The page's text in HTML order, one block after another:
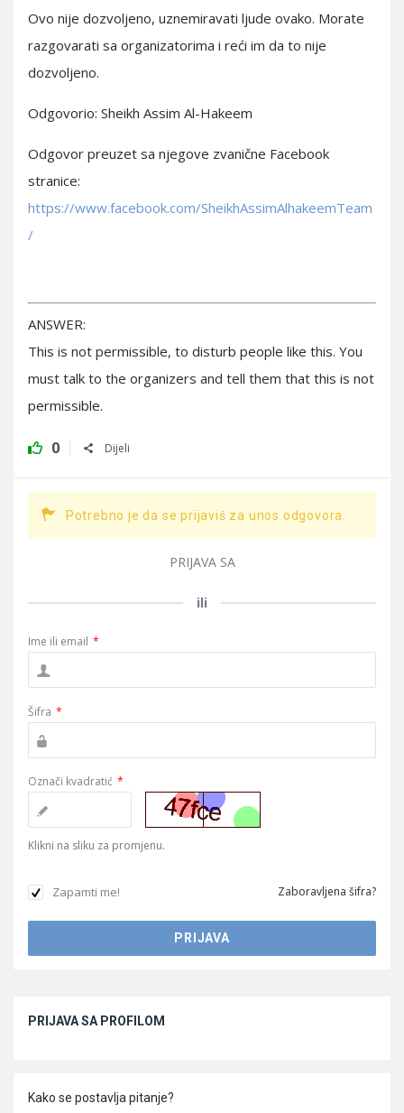
Ovo nije dozvoljeno, uznemiravati ljude ovako. Morate
razgovarati sa organizatorima i reći im da to nije
dozvoljeno.
Odgovorio: Sheikh Assim Al-Hakeem
Odgovor preuzet sa njegove zvanične Facebook
stranice:
https://www.facebook.com/SheikhAssimAlhakeemTeam
/
ANSWER:
This is not permissible, to disturb people like this. You
must talk to the organizers and tell them that this is not
permissible.
0 Dijeli
Potrebno je da se prijaviš za unos odgovora.
PRIJAVA SA
ili
Ime ili email *
Šifra *
Označi kvadratić *
Klikni na sliku za promjenu.
Zapamti me! Zaboravljena šifra?
PRIJAVA SA PROFILOM
Kako se postavlja pitanje?